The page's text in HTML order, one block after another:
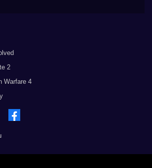
2
Warfare 4